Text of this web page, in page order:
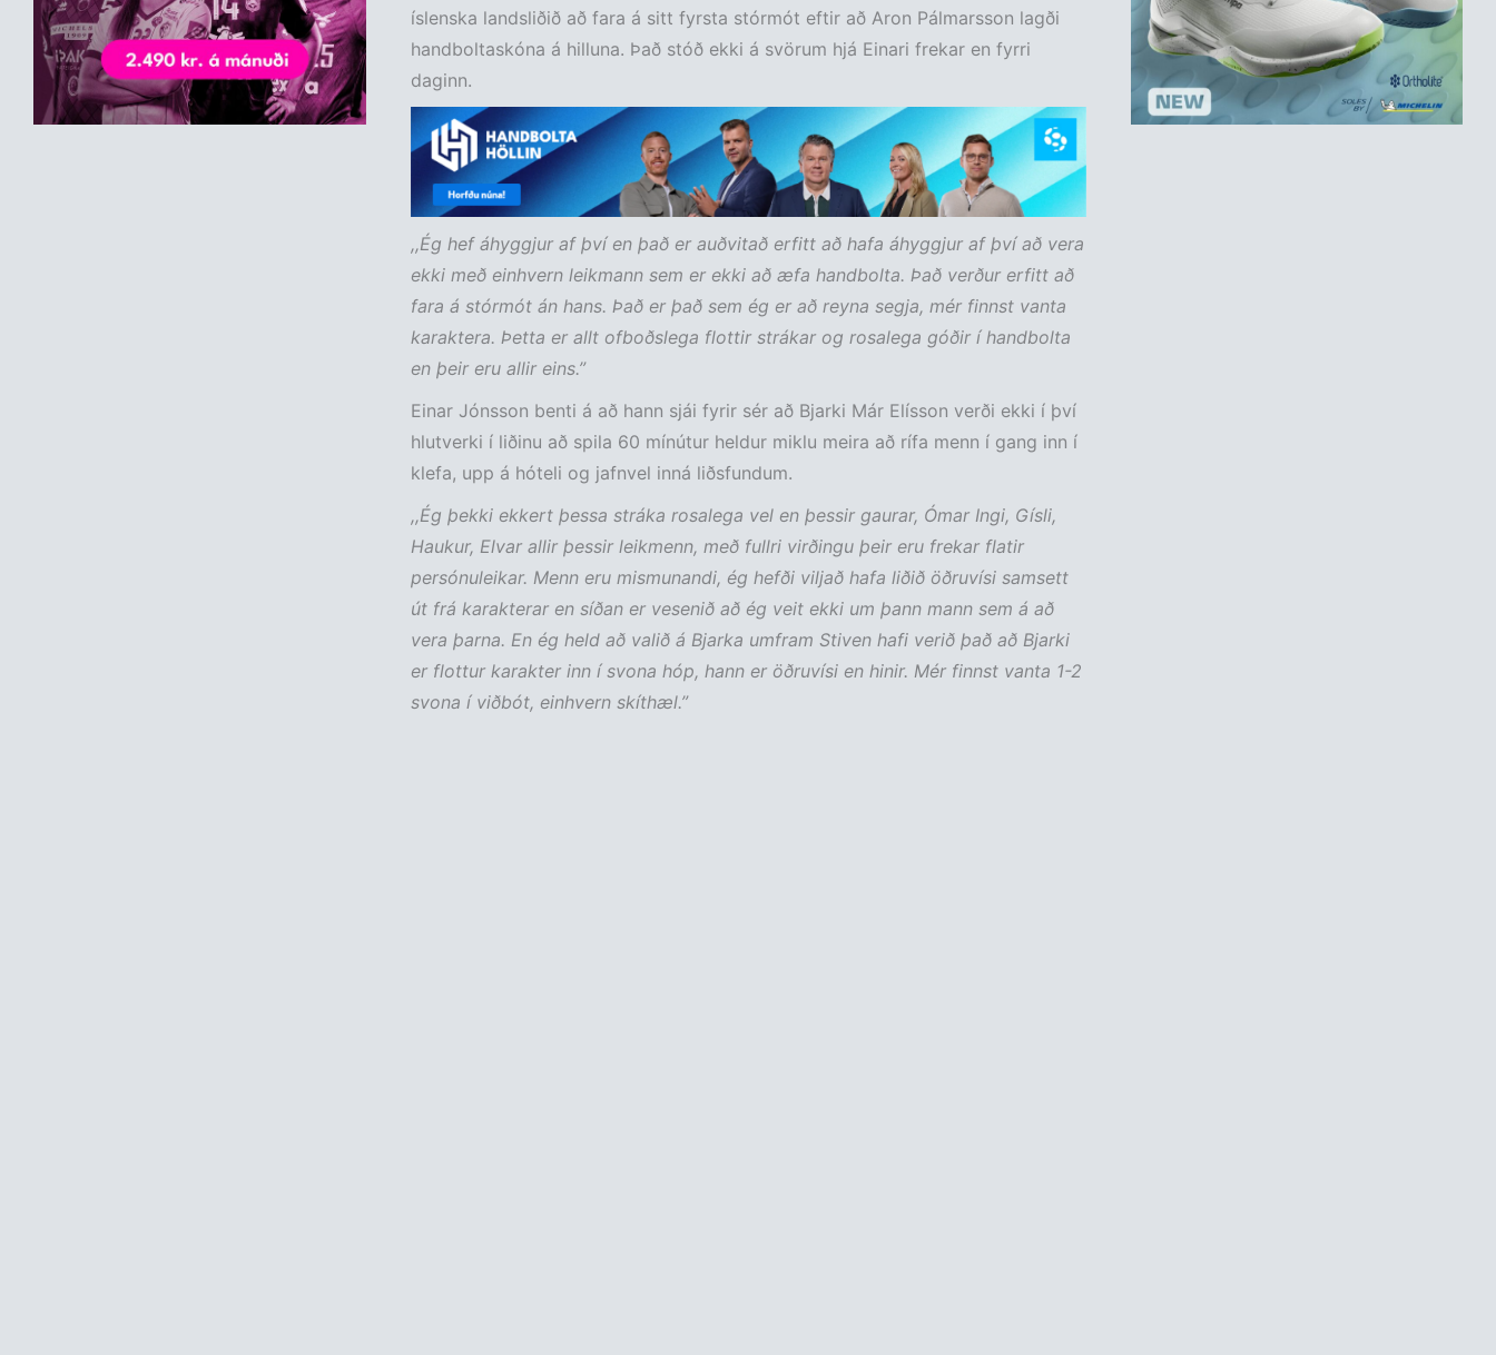
íslenska landsliðið að fara á sitt fyrsta stórmót eftir að Aron Pálmarsson lagði
handboltaskóna á hilluna. Það stóð ekki á svörum hjá Einari frekar en fyrri
daginn.
,,Ég hef áhyggjur af því en það er auðvitað erfitt að hafa áhyggjur af því að vera
ekki með einhvern leikmann sem er ekki að æfa handbolta. Það verður erfitt að
fara á stórmót án hans. Það er það sem ég er að reyna segja, mér finnst vanta
karaktera. Þetta er allt ofboðslega flottir strákar og rosalega góðir í handbolta
en þeir eru allir eins.”
Einar Jónsson benti á að hann sjái fyrir sér að Bjarki Már Elísson verði ekki í því
hlutverki í liðinu að spila 60 mínútur heldur miklu meira að rífa menn í gang inn í
klefa, upp á hóteli og jafnvel inná liðsfundum.
,,Ég þekki ekkert þessa stráka rosalega vel en þessir gaurar, Ómar Ingi, Gísli,
Haukur, Elvar allir þessir leikmenn, með fullri virðingu þeir eru frekar flatir
persónuleikar. Menn eru mismunandi, ég hefði viljað hafa liðið öðruvísi samsett
út frá karakterar en síðan er vesenið að ég veit ekki um þann mann sem á að
vera þarna. En ég held að valið á Bjarka umfram Stiven hafi verið það að Bjarki
er flottur karakter inn í svona hóp, hann er öðruvísi en hinir. Mér finnst vanta 1-2
svona í viðbót, einhvern skíthæl.”